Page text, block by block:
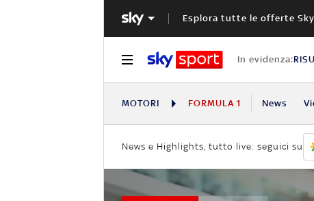
Esplora tutte le offerte Sky
In evidenza:
MOTORI FORMULA 1 News
News e Highlights, tutto live: seguici su